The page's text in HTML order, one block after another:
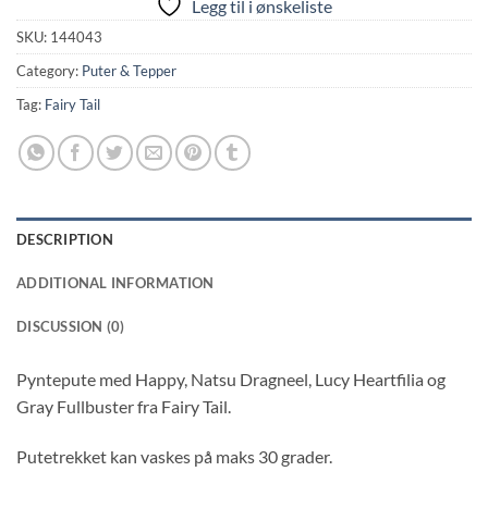
Legg til i ønskeliste
SKU: 144043
Category: Puter & Tepper
Tag: Fairy Tail
DESCRIPTION
ADDITIONAL INFORMATION
DISCUSSION (0)
Pyntepute med Happy, Natsu Dragneel, Lucy Heartfilia og
Gray Fullbuster fra Fairy Tail.
Putetrekket kan vaskes på maks 30 grader.